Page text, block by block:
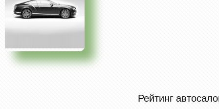
Рейтинг